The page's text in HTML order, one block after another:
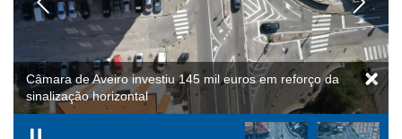
Câmara de Aveiro investiu 145 mil euros em reforço da
sinalização horizontal